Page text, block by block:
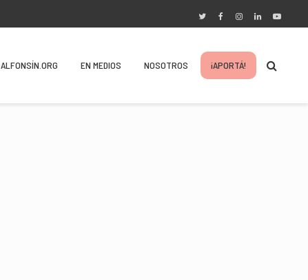
ALFONSÍN.ORG EN MEDIOS NOSOTROS ¡APORTÁ!